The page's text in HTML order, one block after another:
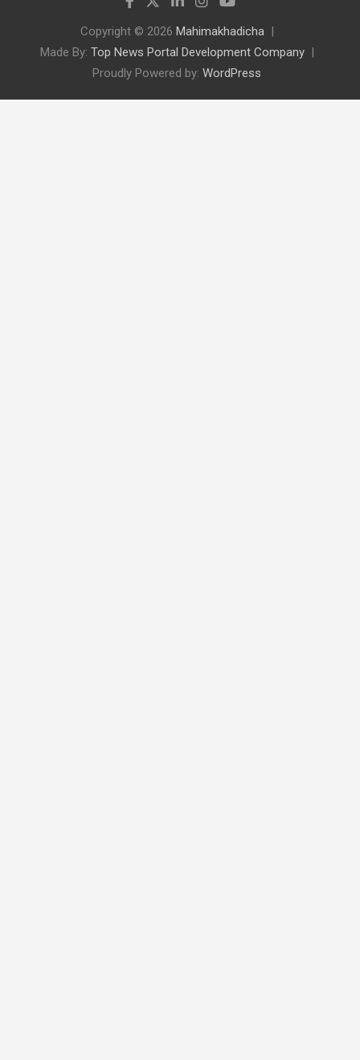
Copyright © 2026 Mahimakhadicha
Made By: Top News Portal Development Company
Proudly Powered by: WordPress